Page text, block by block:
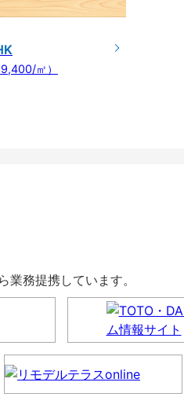
㎡）
務提携しています。